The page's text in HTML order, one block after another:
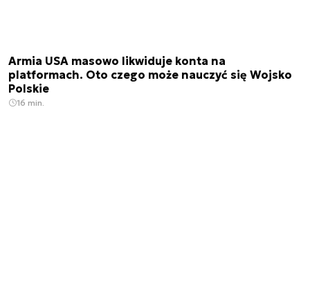
Armia USA masowo likwiduje konta na
platformach. Oto czego może nauczyć się Wojsko
Polskie
16 min.